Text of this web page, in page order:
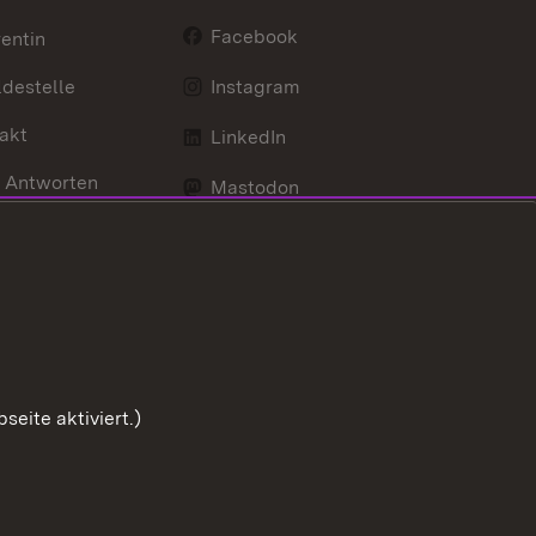
Antworten
Facebook
Instagram
LinkedIn
Mastodon
aktiviert.)